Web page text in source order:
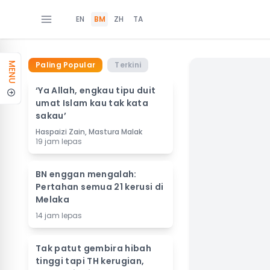
EN BM ZH TA
MENU Paling Popular Terkini
‘Ya Allah, engkau tipu duit
umat Islam kau tak kata
sakau’
Haspaizi Zain, Mastura Malak
19 jam lepas
BN enggan mengalah:
Pertahan semua 21 kerusi di
Melaka
14 jam lepas
Tak patut gembira hibah
tinggi tapi TH kerugian,